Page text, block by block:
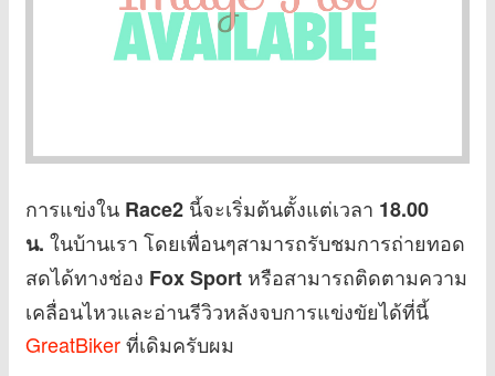
การแข่งใน Race2 นี้จะเริ่มต้นตั้งแต่เวลา 18.00
น. ในบ้านเรา โดยเพื่อนๆสามารถรับชมการถ่ายทอด
สดได้ทางช่อง Fox Sport หรือสามารถติดตามความ
เคลื่อนไหวและอ่านรีวิวหลังจบการแข่งขัยได้ที่นี้
GreatBikerที่เดิมครับผม